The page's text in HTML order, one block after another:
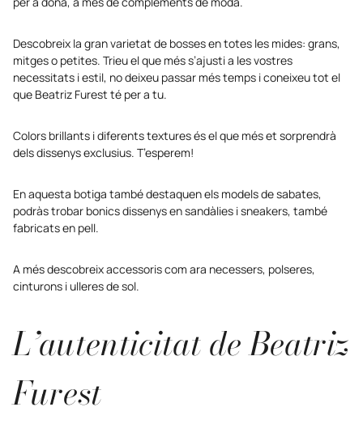
Descobreix la gran varietat de bosses en totes les mides: grans,
mitges o petites. Trieu el que més s’ajusti a les vostres
necessitats i estil, no deixeu passar més temps i coneixeu tot el
que Beatriz Furest té per a tu.
Colors brillants i diferents textures és el que més et sorprendrà
dels dissenys exclusius. T’esperem!
En aquesta botiga també destaquen els models de sabates,
podràs trobar bonics dissenys en sandàlies i sneakers, també
fabricats en pell.
A més descobreix accessoris com ara necessers, polseres,
cinturons i ulleres de sol.
L’autenticitat de Beatriz
Furest